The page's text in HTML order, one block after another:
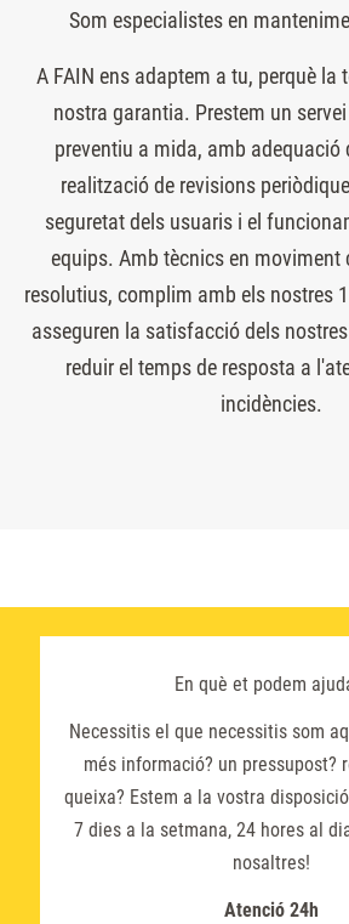
Som especialistes en
A FAIN ens adaptem a tu, perquè la
nostra garantia. Prestem un
preventiu a mida, amb adequació
realització de revisions
seguretat dels usuaris i el
equips. Amb tècnics en moviment
resolutius, complim amb els nostres
asseguren la satisfacció dels
reduir el temps de resposta a
incidències.
En què et podem
Necessitis el que necessitis som
més informació? un pressupost?
queixa? Estem a la vostra
7 dies a la setmana, 24 hores al
nosaltres!
Atenció 24h